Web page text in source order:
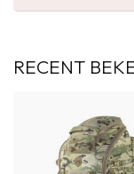
RECENT